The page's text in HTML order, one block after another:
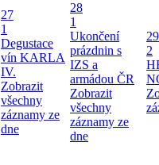
27
1
Degustace
vín KARLA
IV.
Zobrazit
všechny
záznamy ze
dne
28
1
Ukončení
prázdnin s
IZS a
armádou ČR
Zobrazit
všechny
záznamy ze
dne
29
2